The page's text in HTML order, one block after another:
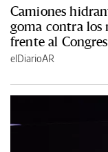
Camiones
goma contra los
frente al
elDiarioAR